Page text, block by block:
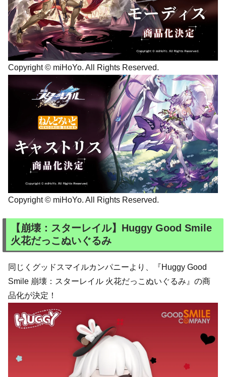
Copyright © miHoYo. All Rights Reserved.
Copyright © miHoYo. All Rights Reserved.
【崩壊：スターレイル】Huggy Good Smile
火花だっこぬいぐるみ
同じくグッドスマイルカンパニーより、『Huggy Good
Smile 崩壊：スターレイル 火花だっこぬいぐるみ』の商
品化が決定！